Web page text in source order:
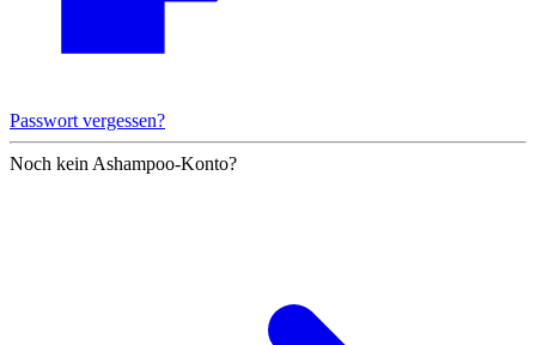
Passwort vergessen?
Noch kein Ashampoo-Konto?